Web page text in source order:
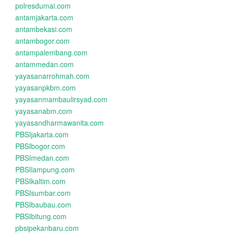
polresdumai.com
antamjakarta.com
antambekasi.com
antambogor.com
antampalembang.com
antammedan.com
yayasanarrohmah.com
yayasanpkbm.com
yayasanmambaulirsyad.com
yayasanabm.com
yayasandharmawanita.com
PBSIjakarta.com
PBSIbogor.com
PBSImedan.com
PBSIlampung.com
PBSIkaltim.com
PBSIsumbar.com
PBSIbaubau.com
PBSIbitung.com
pbsipekanbaru.com